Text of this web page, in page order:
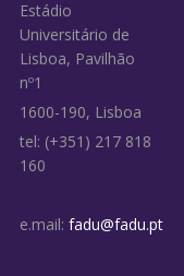
Estádio
Universitário de
Lisboa, Pavilhão
nº1
1600-190, Lisboa
tel: (+351) 217 818
160
e.mail: fadu@fadu.pt